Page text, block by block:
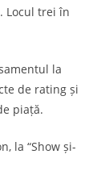
Locul trei în
la
de rating și
piață.
la “Show și-